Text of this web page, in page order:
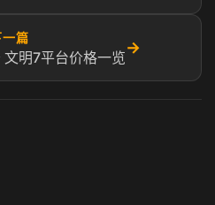
篇
明7平台价格一览
→